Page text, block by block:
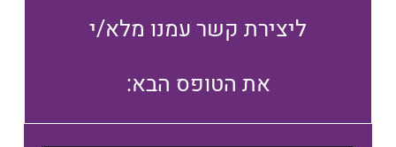
ליצירת קשר עמנו מלא/י
:את הטופס הבא